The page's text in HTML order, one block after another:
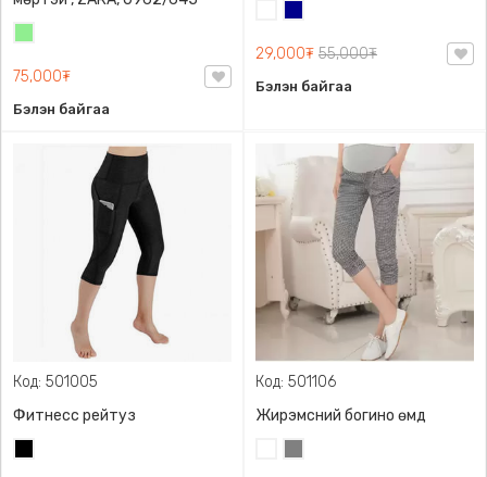
75,000₮
Бэлэн байгаа
29,000₮ 55,000₮
Бэлэн байгаа
Код: 501005
Фитнесс рейтуз
Код: 501106
Жирэмсний богино өмд